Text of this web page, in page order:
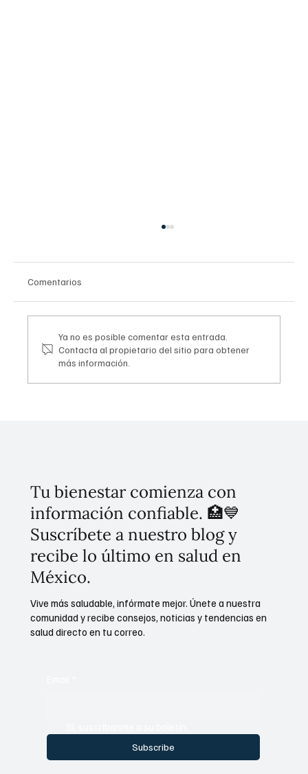
Claudia Sheinbaum presenta avances,
Comentarios
Ya no es posible comentar esta entrada.
Contacta al propietario del sitio para obtener
más información.
Tu bienestar comienza con
información confiable. 🏥💙
Suscríbete a nuestro blog y
recibe lo último en salud en
México.
Subscribe
Vive más saludable, infórmate mejor. Únete a nuestra
comunidad y recibe consejos, noticias y tendencias en
salud directo en tu correo.